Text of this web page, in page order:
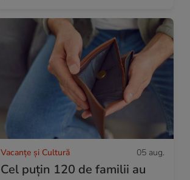
Vacanțe și Cultură 05 aug.
Cel puțin 120 de familii au